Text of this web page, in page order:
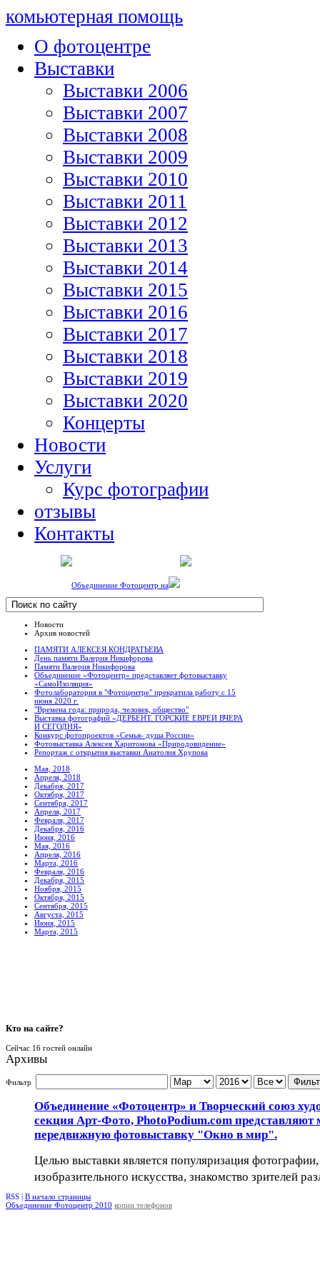
комьютерная помощь
О фотоцентре
Выставки
Выставки 2006
Выставки 2007
Выставки 2008
Выставки 2009
Выставки 2010
Выставки 2011
Выставки 2012
Выставки 2013
Выставки 2014
Выставки 2015
Выставки 2016
Выставки 2017
Выставки 2018
Выставки 2019
Выставки 2020
Концерты
Новости
Услуги
Курс фотографии
отзывы
Контакты
Объединение Фотоцентр на
Новости
Архив новостей
ПАМЯТИ АЛЕКСЕЯ КОНДРАТЬЕВА
День памяти Валерия Никифорова
Памяти Валерия Никифорова
Объединение «Фотоцентр» представляет фотовыставку
«СамоИзоляция»
Фотолаборатория в "Фотоцентре" прекратила работу с 15
июня 2020 г.
"Времена года: природа, человек, общество"
Выставка фотографий «ДЕРБЕНТ. ГОРСКИЕ ЕВРЕИ ВЧЕРА
И СЕГОДНЯ»
Конкурс фотопроектов «Семья- душа России»
Фотовыставка Алексея Харитонова «Природовидение»
Репортаж с открытия выставки Анатолия Хрупова
Мая, 2018
Апреля, 2018
Декабря, 2017
Октября, 2017
Сентября, 2017
Апреля, 2017
Февраля, 2017
Декабря, 2016
Июня, 2016
Мая, 2016
Апреля, 2016
Марта, 2016
Февраля, 2016
Декабря, 2015
Ноября, 2015
Октября, 2015
Сентября, 2015
Августа, 2015
Июня, 2015
Марта, 2015
Кто на сайте?
Сейчас 16 гостей онлайн
Архивы
Фильтр
Объединение «Фотоцентр» и Творческий союз
секция Арт-Фото, PhotoPodium.com
передвижную фотовыставку "Окно в мир".
Целью выставки является популяризация
изобразительного искусства, знакомство зрителей
RSS | В начало страницы
Объединение Фотоцентр 2010 копии телефонов